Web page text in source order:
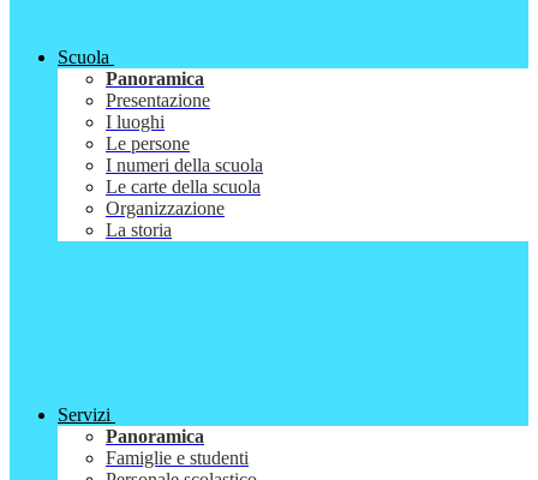
Scuola
Panoramica
Presentazione
I luoghi
Le persone
I numeri della scuola
Le carte della scuola
Organizzazione
La storia
Servizi
Panoramica
Famiglie e studenti